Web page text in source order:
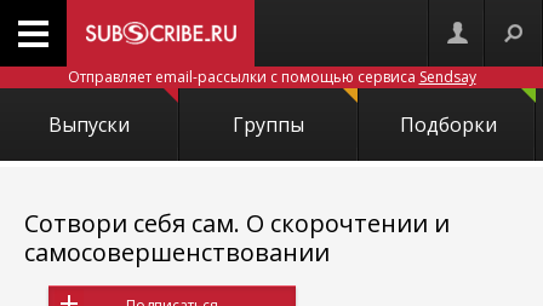
Отправляет email-рассылки с помощью сервиса Sendsay
Выпуски Группы Подборки
Сотвори себя сам. О скорочтении и
самосовершенствовании